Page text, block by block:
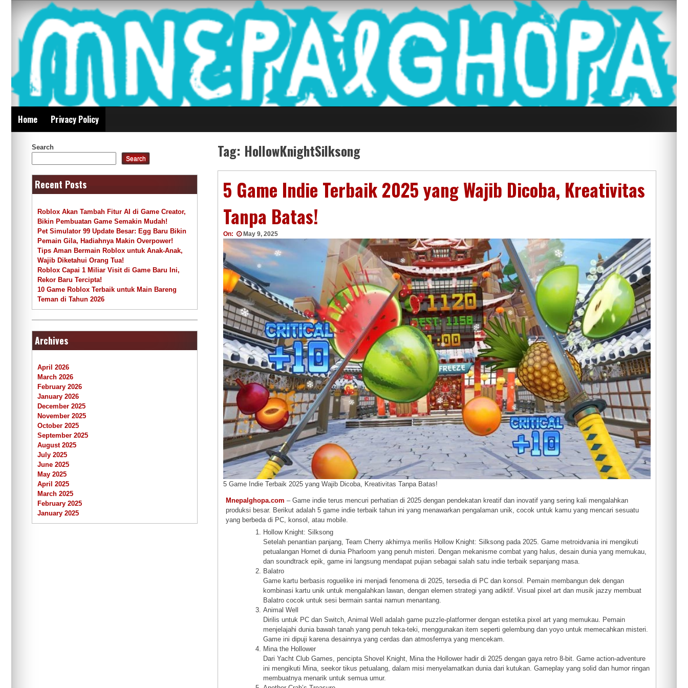
content
Mnepalghopa Review Game Terkini Paling Seluruh Di
Indonesia
Home Privacy Policy
Tag: HollowKnightSilksong
5 Game Indie Terbaik 2025 yang Wajib Dicoba, Kreativitas
Tanpa Batas!
On: May 9, 2025
5 Game Indie Terbaik 2025 yang Wajib Dicoba, Kreativitas Tanpa Batas!
Mnepalghopa.com – Game indie terus mencuri perhatian di 2025 dengan pendekatan kreatif dan inovatif yang sering kali mengalahkan
produksi besar. Berikut adalah 5 game indie terbaik tahun ini yang menawarkan pengalaman unik, cocok untuk kamu yang mencari sesuatu
yang berbeda di PC, konsol, atau mobile.
Hollow Knight: Silksong
Setelah penantian panjang, Team Cherry akhirnya merilis Hollow Knight: Silksong pada 2025. Game metroidvania ini mengikuti
petualangan Hornet di dunia Pharloom yang penuh misteri. Dengan mekanisme combat yang halus, desain dunia yang memukau,
dan soundtrack epik, game ini langsung mendapat pujian sebagai salah satu indie terbaik sepanjang masa.
Balatro
Game kartu berbasis roguelike ini menjadi fenomena di 2025, tersedia di PC dan konsol. Pemain membangun dek dengan
kombinasi kartu unik untuk mengalahkan lawan, dengan elemen strategi yang adiktif. Visual pixel art dan musik jazzy membuat
Balatro cocok untuk sesi bermain santai namun menantang.
Animal Well
Dirilis untuk PC dan Switch, Animal Well adalah game puzzle-platformer dengan estetika pixel art yang memukau. Pemain
menjelajahi dunia bawah tanah yang penuh teka-teki, menggunakan item seperti gelembung dan yoyo untuk memecahkan misteri.
Game ini dipuji karena desainnya yang cerdas dan atmosfernya yang mencekam.
Mina the Hollower
Dari Yacht Club Games, pencipta Shovel Knight, Mina the Hollower hadir di 2025 dengan gaya retro 8-bit. Game action-adventure
ini mengikuti Mina, seekor tikus petualang, dalam misi menyelamatkan dunia dari kutukan. Gameplay yang solid dan humor ringan
membuatnya menarik untuk semua umur.
Search
Search
Recent Posts
Roblox Akan Tambah Fitur AI di Game Creator,
Bikin Pembuatan Game Semakin Mudah!
Pet Simulator 99 Update Besar: Egg Baru Bikin
Pemain Gila, Hadiahnya Makin Overpower!
Tips Aman Bermain Roblox untuk Anak-Anak,
Wajib Diketahui Orang Tua!
Roblox Capai 1 Miliar Visit di Game Baru Ini,
Rekor Baru Tercipta!
10 Game Roblox Terbaik untuk Main Bareng
Teman di Tahun 2026
Archives
April 2026
March 2026
February 2026
January 2026
December 2025
November 2025
October 2025
September 2025
August 2025
July 2025
June 2025
May 2025
April 2025
March 2025
February 2025
January 2025